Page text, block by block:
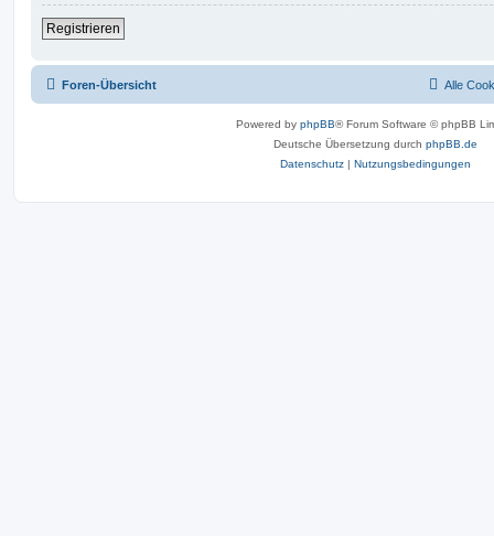
Registrieren
Foren-Übersicht Alle
Powered by phpBB® Forum Software © phpBB
Deutsche Übersetzung durch phpBB.de
Datenschutz | Nutzungsbedingungen